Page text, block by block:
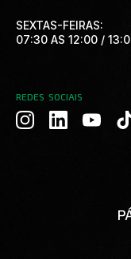
SEXTAS-FEIRAS:
07:30 AS 12:00 /
REDES SOCIAIS